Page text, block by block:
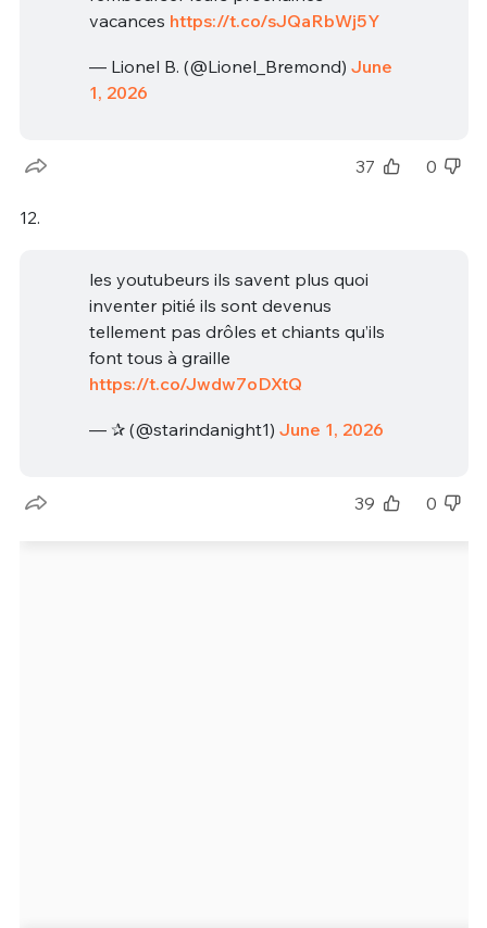
vacances https://t.co/sJQaRbWj5Y
— Lionel B. (@Lionel_Bremond) June
1, 2026
37 0
12.
les youtubeurs ils savent plus quoi
inventer pitié ils sont devenus
tellement pas drôles et chiants qu’ils
font tous à graille
https://t.co/Jwdw7oDXtQ
— ✰ (@starindanight1) June 1, 2026
39 0